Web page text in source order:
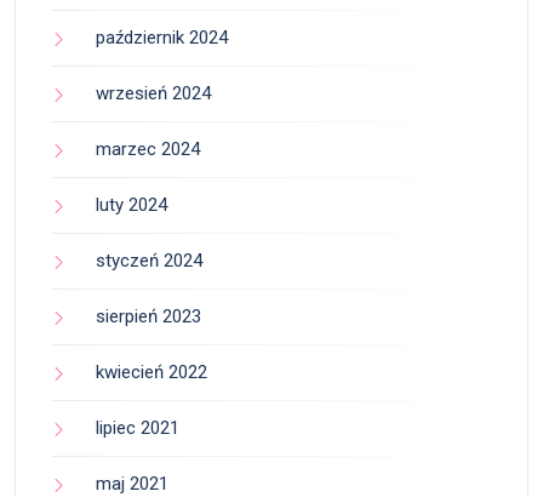
październik 2024
wrzesień 2024
marzec 2024
luty 2024
styczeń 2024
sierpień 2023
kwiecień 2022
lipiec 2021
maj 2021